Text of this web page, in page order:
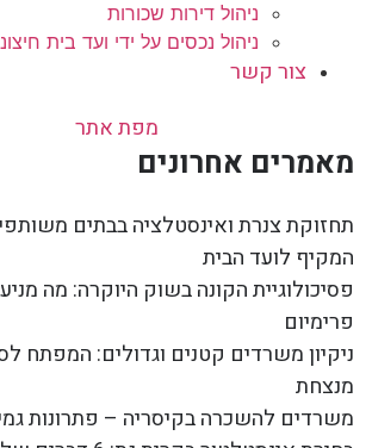
ניהול דירות שכורות
ניהול נכסים על ידי ועד בית חיצוני
צור קשר
מפת אתר
מאמרים אחרונים
תחזוקת צנרת ואינסטלציה בבתים
המקיף לועד הבית
פסיכולוגיית הקונה בשוק היוקרה: מה
פרימיום
ניקיון משרדים קטנים וגדולים: המפתח
מנצחת
משרדים להשכרה בקיסריה – פתרונות